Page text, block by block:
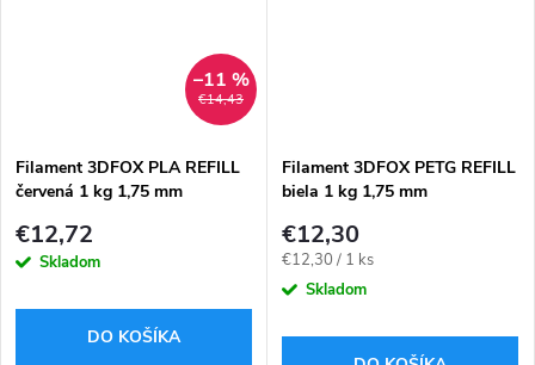
€14,43
–11 %
Filament 3DFOX PLA REFILL
červená 1 kg 1,75 mm
€12,72
Skladom
DO KOŠÍKA
Filament 3DFOX PETG REFILL
biela 1 kg 1,75 mm
€12,30
Jednotková
cena:
€12,30 / 1 ks
Skladom